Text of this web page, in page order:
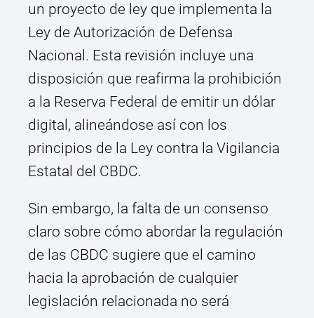
un proyecto de ley que implementa la
Ley de Autorización de Defensa
Nacional. Esta revisión incluye una
disposición que reafirma la prohibición
a la Reserva Federal de emitir un dólar
digital, alineándose así con los
principios de la Ley contra la Vigilancia
Estatal del CBDC.
Sin embargo, la falta de un consenso
claro sobre cómo abordar la regulación
de las CBDC sugiere que el camino
hacia la aprobación de cualquier
legislación relacionada no será